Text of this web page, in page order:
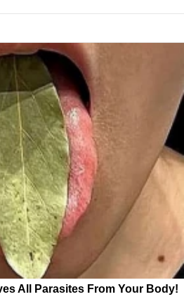
All Parasites From Your Body!